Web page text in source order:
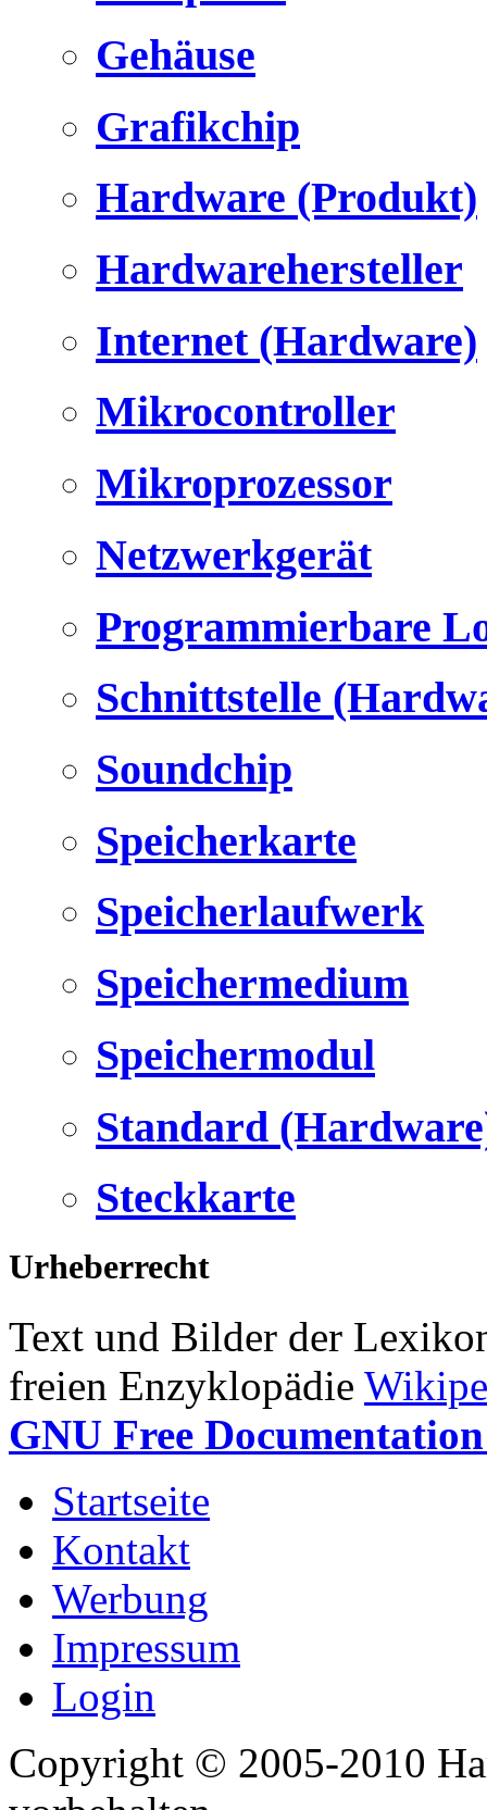
Gehäuse
Grafikchip
Hardware (Produkt)
Hardwarehersteller
Internet (Hardware)
Mikrocontroller
Mikroprozessor
Netzwerkgerät
Programmierbare
Schnittstelle
Soundchip
Speicherkarte
Speicherlaufwerk
Speichermedium
Speichermodul
Standard
Steckkarte
Urheberrecht
Text und Bilder der
freien Enzyklopädie
GNU Free
Startseite
Kontakt
Werbung
Impressum
Login
Copyright © 2005-2010